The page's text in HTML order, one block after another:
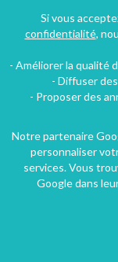
Gîte de groupe
Bagnols (41 km),
Si vous
confidentialité,
- Améliorer la qualité
- Diffuser
- Proposer des
Notre partenaire
personnaliser
services. Vous
Google dans